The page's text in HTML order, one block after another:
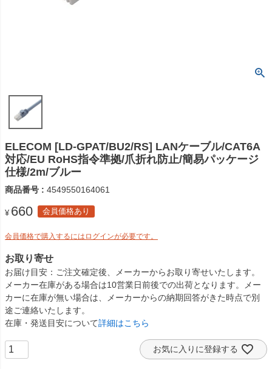
ELECOM [LD-GPAT/BU2/RS] LANケーブル/CAT6A
対応/EU RoHS指令準拠/爪折れ防止/簡易パッケージ
仕様/2m/ブルー
商品番号 4549550164061
¥ 660 会員価格あり
会員価格で購入するにはログインが必要です。
お取り寄せ
お届け目安
ご注文確定後、メーカーからお取り寄せいたします。
メーカー在庫がある場合は10営業日前後での出荷となります。メー
カーに在庫が無い場合は、メーカーからの納期回答がきた時点で別
途ご連絡いたします。
在庫・発送目安について詳細はこちら
お気に入りに登録する